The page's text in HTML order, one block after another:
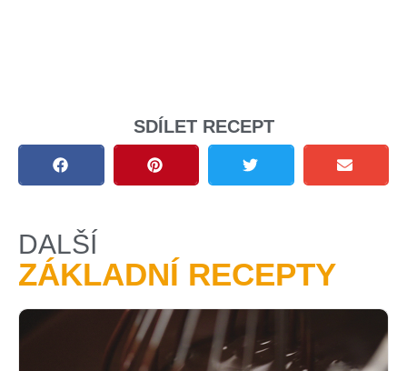
SDÍLET RECEPT
DALŠÍ
ZÁKLADNÍ RECEPTY